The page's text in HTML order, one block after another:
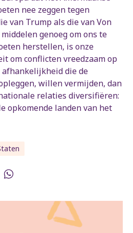
nee zeggen tegen
van Trump als die van Von
genoeg om ons te
herstellen, is onze
om conflicten vreedzaam op
afhankelijkheid die de
willen vermijden, dan
relaties diversifiëren:
opkomende landen van het